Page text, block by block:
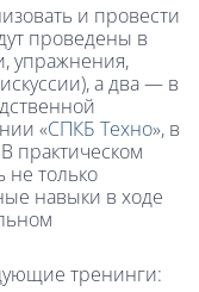
и провести
проведены в
упражнения,
а два — в
«СПКБ Техно», в
практическом
не только
навыки в ходе
тренинги: